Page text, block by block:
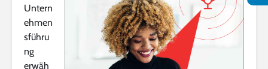
Untern
ehmen
sführu
ng
erwäh